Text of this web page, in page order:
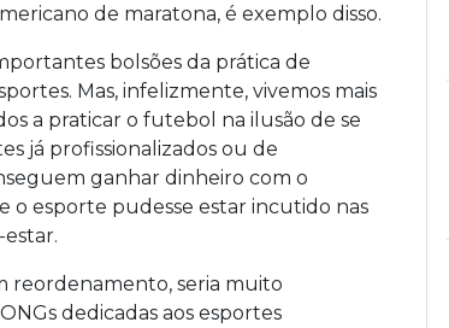
de maratona, é exemplo disso.
bolsões da prática de
Mas, infelizmente, vivemos mais
a praticar o futebol na ilusão de se
já profissionalizados ou de
ganhar dinheiro com o
o esporte pudesse estar incutido nas
reordenamento, seria muito
dedicadas aos esportes